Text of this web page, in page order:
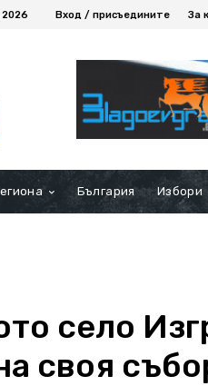
Вход / присъедините За
България Избори
село
своя